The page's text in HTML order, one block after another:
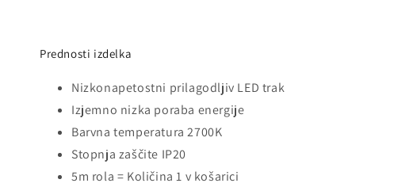
Prednosti izdelka
Nizkonapetostni prilagodljiv LED trak
Izjemno nizka poraba energije
Barvna temperatura 2700K
Stopnja zaščite IP20
5m rola = Količina 1 v košarici